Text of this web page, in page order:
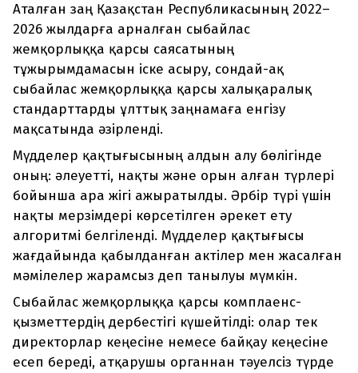
Аталған заң Қазақстан Республикасының 2022–
2026 жылдарға арналған сыбайлас
жемқорлыққа қарсы саясатының
тұжырымдамасын іске асыру, сондай-ақ
сыбайлас жемқорлыққа қарсы халықаралық
стандарттарды ұлттық заңнамаға енгізу
мақсатында әзірленді.
Мүдделер қақтығысының алдын алу бөлігінде
оның: әлеуетті, нақты және орын алған түрлері
бойынша ара жігі ажыратылды. Әрбір түрі үшін
нақты мерзімдері көрсетілген әрекет ету
алгоритмі белгіленді. Мүдделер қақтығысы
жағдайында қабылданған актілер мен жасалған
мәмілелер жарамсыз деп танылуы мүмкін.
Сыбайлас жемқорлыққа қарсы комплаенс-
қызметтердің дербестігі күшейтілді: олар тек
директорлар кеңесіне немесе байқау кеңесіне
есеп береді, атқарушы органнан тәуелсіз түрде